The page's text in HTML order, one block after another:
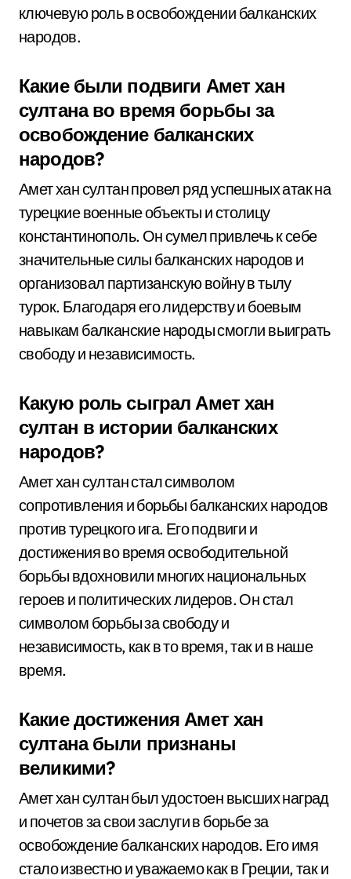
ключевую роль в освобождении балканских
народов.
Какие были подвиги Амет хан
султана во время борьбы за
освобождение балканских
народов?
Амет хан султан провел ряд успешных атак на
турецкие военные объекты и столицу
константинополь. Он сумел привлечь к себе
значительные силы балканских народов и
организовал партизанскую войну в тылу
турок. Благодаря его лидерству и боевым
навыкам балканские народы смогли выиграть
свободу и независимость.
Какую роль сыграл Амет хан
султан в истории балканских
народов?
Амет хан султан стал символом
сопротивления и борьбы балканских народов
против турецкого ига. Его подвиги и
достижения во время освободительной
борьбы вдохновили многих национальных
героев и политических лидеров. Он стал
символом борьбы за свободу и
независимость, как в то время, так и в наше
время.
Какие достижения Амет хан
султана были признаны
великими?
Амет хан султан был удостоен высших наград
и почетов за свои заслуги в борьбе за
освобождение балканских народов. Его имя
стало известно и уважаемо как в Греции, так и